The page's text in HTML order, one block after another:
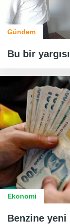
Gündem
Bu bir
Ekonomi
Benzine